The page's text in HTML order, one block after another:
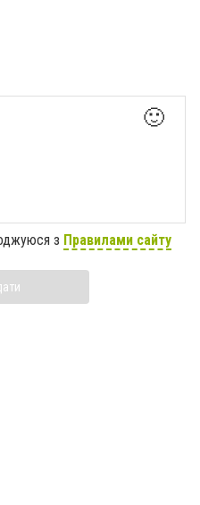
🙂
з Правилами сайту